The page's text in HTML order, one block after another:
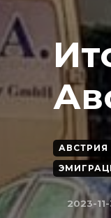
АВСТРИЯ
2023-